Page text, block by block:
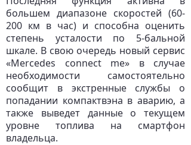
большем диапазоне скоростей (60-
200 км в час) и способна оценить
степень усталости по 5-бальной
шкале. В свою очередь новый сервис
«Mercedes connect me» в случае
необходимости самостоятельно
сообщит в экстренные службы о
попадании компактвэна в аварию, а
также выведет данные о текущем
уровне топлива на смартфон
владельца.